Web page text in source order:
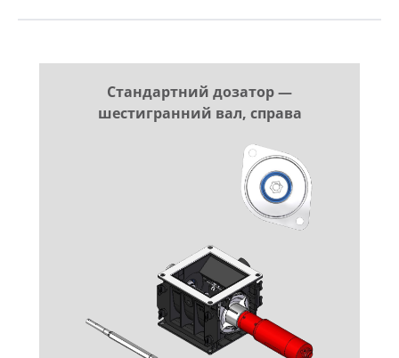
Стандартний дозатор —
шестигранний вал, справа